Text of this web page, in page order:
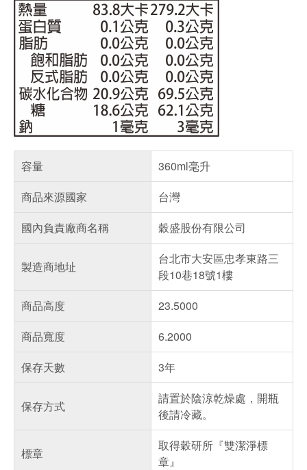
容量
360ml毫升
商品來源國家
台灣
國內負責廠商名稱
穀盛股份有限公司
製造商地址
台北市大安區忠孝東路三
段10巷18號1樓
商品高度
23.5000
商品寬度
6.2000
保存天數
3年
保存方式
請置於陰涼乾燥處，開瓶
後請冷藏。
標章
取得穀研所『雙潔淨標
章』